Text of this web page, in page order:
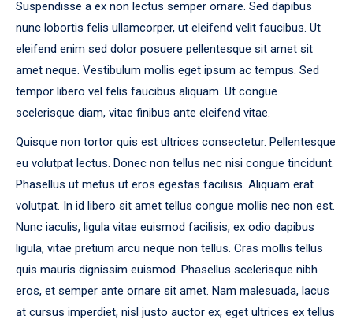
Suspendisse a ex non lectus semper ornare. Sed dapibus
nunc lobortis felis ullamcorper, ut eleifend velit faucibus. Ut
eleifend enim sed dolor posuere pellentesque sit amet sit
amet neque. Vestibulum mollis eget ipsum ac tempus. Sed
tempor libero vel felis faucibus aliquam. Ut congue
scelerisque diam, vitae finibus ante eleifend vitae.
Quisque non tortor quis est ultrices consectetur. Pellentesque
eu volutpat lectus. Donec non tellus nec nisi congue tincidunt.
Phasellus ut metus ut eros egestas facilisis. Aliquam erat
volutpat. In id libero sit amet tellus congue mollis nec non est.
Nunc iaculis, ligula vitae euismod facilisis, ex odio dapibus
ligula, vitae pretium arcu neque non tellus. Cras mollis tellus
quis mauris dignissim euismod. Phasellus scelerisque nibh
eros, et semper ante ornare sit amet. Nam malesuada, lacus
at cursus imperdiet, nisl justo auctor ex, eget ultrices ex tellus